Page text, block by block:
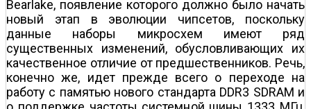
Bearlake, появление которого должно было начать
новый этап в эволюции чипсетов, поскольку
данные наборы микросхем имеют ряд
существенных изменений, обусловливающих их
качественное отличие от предшественников. Речь,
конечно же, идет прежде всего о переходе на
работу с памятью нового стандарта DDR3 SDRAM и